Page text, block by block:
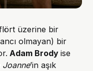
üzerine bir
olmayan) bir
Adam Brodyise
Joanne’in aşık